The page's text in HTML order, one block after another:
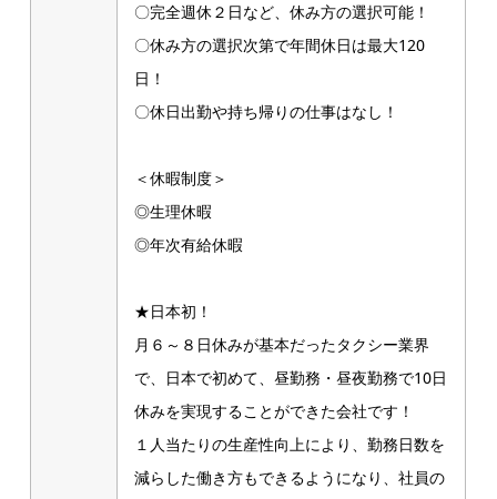
〇完全週休２日など、休み方の選択可能！
〇休み方の選択次第で年間休日は最大120
日！
〇休日出勤や持ち帰りの仕事はなし！
＜休暇制度＞
◎生理休暇
◎年次有給休暇
★日本初！
月６～８日休みが基本だったタクシー業界
で、日本で初めて、昼勤務・昼夜勤務で10日
休みを実現することができた会社です！
１人当たりの生産性向上により、勤務日数を
減らした働き方もできるようになり、社員の